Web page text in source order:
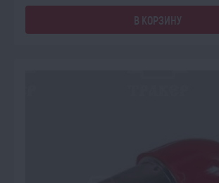
В КОРЗИНУ